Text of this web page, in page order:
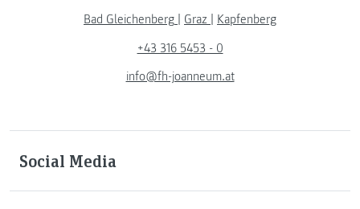
Bad Gleichenberg
Graz
Kapfenberg
+43 316 5453 - 0
info@fh-joanneum.at
Social Media